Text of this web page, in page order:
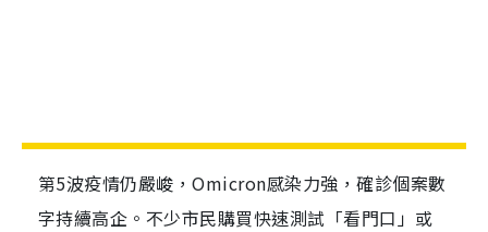
第5波疫情仍嚴峻，Omicron感染力強，確診個案數
字持續高企。不少市民購買快速測試「看門口」或